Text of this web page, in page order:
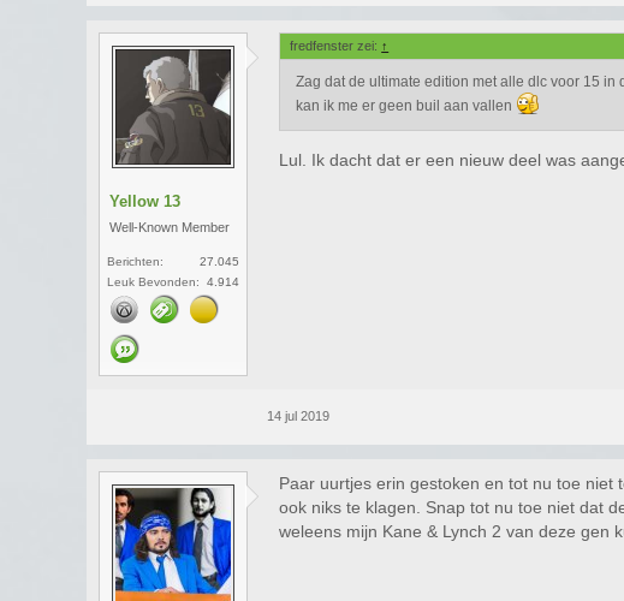
Yellow 13
Well-Known Member
Berichten:
27.045
Leuk Bevonden:
4.914
fredfenster zei: ↑
Zag dat de ultimate edition met alle dlc voor 15
kan ik me er geen buil aan vallen
Lul. Ik dacht dat er een nieuw deel was
14 jul 2019
Paar uurtjes erin gestoken en tot nu toe
ook niks te klagen. Snap tot nu toe niet dat
weleens mijn Kane & Lynch 2 van deze gen